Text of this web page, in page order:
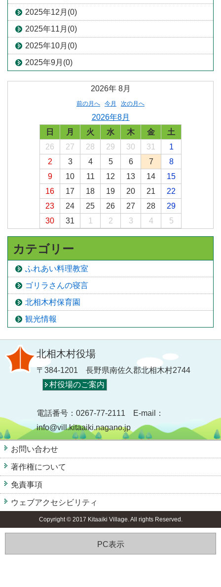
2025年12月(0)
2025年11月(0)
2025年10月(0)
2025年9月(0)
2026年 8月
前の月へ 今月 次の月へ
2026年8月
日
月 火 水 木 金
土
26
27 28 29 30 31
1
2
3 4 5 6 7
8
9
10 11 12 13 14
15
16
17 18 19 20 21
22
23
24 25 26 27 28
29
30
31 1 2 3 4 5
カテゴリー
ふれあい料理教室
ゴリラさんの寝言
北相木村保育園
観光情報
北相木村役場
〒384-1201 長野県南佐久郡北相木村2744
村役場のご案内
電話番号：0267-77-2111 E-mail：
info@vill.kitaaiki.nagano.jp
お問い合わせ
著作権について
免責事項
ウェブアクセシビリティ
Copyright © 2017 Kitaaiki Village. All rights Reserved.
PC表示